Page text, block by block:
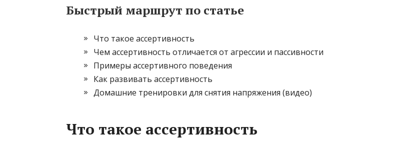
Быстрый маршрут по статье
Что такое ассертивность
Чем ассертивность отличается от агрессии и пассивности
Примеры ассертивного поведения
Как развивать ассертивность
Домашние тренировки для снятия напряжения (видео)
Что такое ассертивность